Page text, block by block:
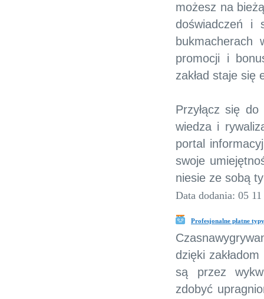
możesz na
doświadczeń i
promocji i
zakład staje się
Przyłącz się do
wiedza i
portal
swoje
niesie ze sobą
Data dodania: 05
Profesjonalne płatne
dzięki
są przez
zdobyć